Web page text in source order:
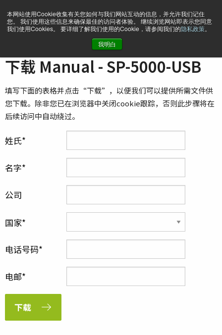
本网站使用Cookie收集有关您如何与我们网站互动的信息，并允许我们记住
您。 我们使用这些信息来确保最佳的访问者体验。 继续浏览网站即表示您同意
我们使用Cookies。 要详细了解我们使用的Cookie，请参阅我们的隐私政策。
我明白
下载 Manual - SP-5000-USB
填写下面的表格并点击“下载”，以便我们可以提供所需文件供
您下载。除非您已在浏览器中关闭cookie跟踪，否则此步骤将在
后续访问中自动绕过。
姓氏
名字
公司
国家
电话号码
电邮
下载